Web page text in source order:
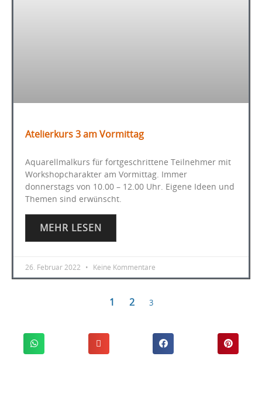
Atelierkurs 3 am Vormittag
Aquarellmalkurs für fortgeschrittene Teilnehmer mit
Workshopcharakter am Vormittag. Immer
donnerstags von 10.00 – 12.00 Uhr. Eigene Ideen und
Themen sind erwünscht.
MEHR LESEN
26. Februar 2022 Keine Kommentare
1 2 3